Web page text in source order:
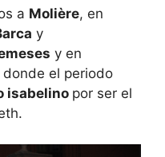
a Molière, en
y
y en
donde el periodo
isabelino por ser el